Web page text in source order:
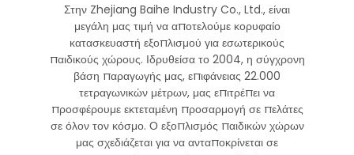
Στην Zhejiang Baihe Industry Co., Ltd., είναι
μεγάλη μας τιμή να αποτελούμε κορυφαίο
κατασκευαστή εξοπλισμού για εσωτερικούς
παιδικούς χώρους. Ιδρυθείσα το 2004, η σύγχρονη
βάση παραγωγής μας, επιφάνειας 22.000
τετραγωνικών μέτρων, μας επιτρέπει να
προσφέρουμε εκτεταμένη προσαρμογή σε πελάτες
σε όλον τον κόσμο. Ο εξοπλισμός παιδικών χώρων
μας σχεδιάζεται για να ανταποκρίνεται σε